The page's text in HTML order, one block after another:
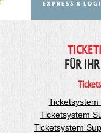
FÜR
Ticketsystem
Ticketsystem